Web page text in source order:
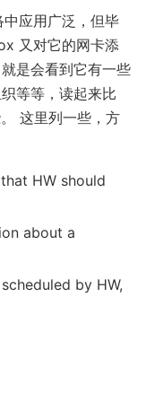
应用广泛，但毕
又对它的网卡添
是会看到它有一些
等等，读起来比
这里列一些，方
HW should
about a
by HW,